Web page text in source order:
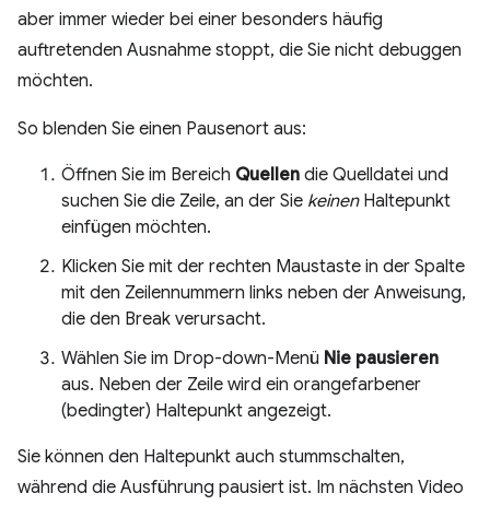
aber immer wieder bei einer besonders häufig
auftretenden Ausnahme stoppt, die Sie nicht debuggen
möchten.
So blenden Sie einen Pausenort aus:
Öffnen Sie im Bereich Quellen die Quelldatei und
suchen Sie die Zeile, an der Sie keinenHaltepunkt
einfügen möchten.
Klicken Sie mit der rechten Maustaste in der Spalte
mit den Zeilennummern links neben der Anweisung,
die den Break verursacht.
Wählen Sie im Drop-down-Menü Nie pausieren
aus. Neben der Zeile wird ein orangefarbener
(bedingter) Haltepunkt angezeigt.
Sie können den Haltepunkt auch stummschalten,
während die Ausführung pausiert ist. Im nächsten Video